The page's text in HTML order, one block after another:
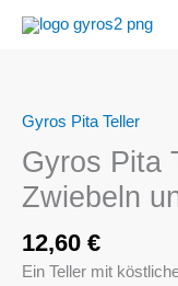
Inhalt
Gyros Pita Teller
Gyros Pita
Zwiebeln
12,60 €
Ein Teller mit
Gyros
Pita
Teller
mit
Zwiebeln
und